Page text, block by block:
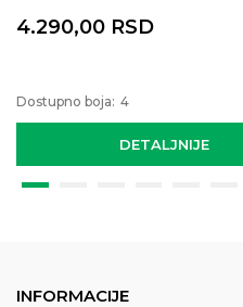
DETALJNIJE
4.290,00 RSD
Dostupno boja: 4
INFORMACIJE